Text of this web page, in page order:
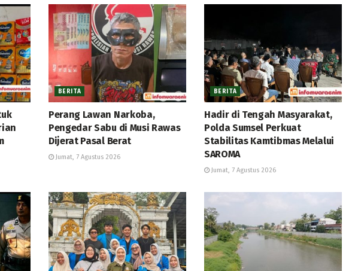
BERITA
Perang Lawan Narkoba,
Pengedar Sabu di Musi Rawas
Dijerat Pasal Berat
Jumat, 7 Agustus 2026
BERITA
Hadir di Tengah Masyarakat,
Polda Sumsel Perkuat
Stabilitas Kamtibmas Melalui
SAROMA
Jumat, 7 Agustus 2026